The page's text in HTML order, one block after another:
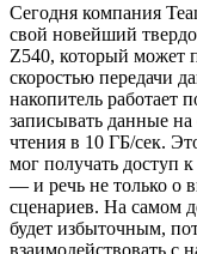
Сегодня компания
свой новейший
Z540, который может
скоростью передачи
накопитель работает
записывать данные на
чтения в 10 ГБ/сек.
мог получать доступ
— и речь не только о
сценариев. На самом
будет избыточным,
взаимодействовать с